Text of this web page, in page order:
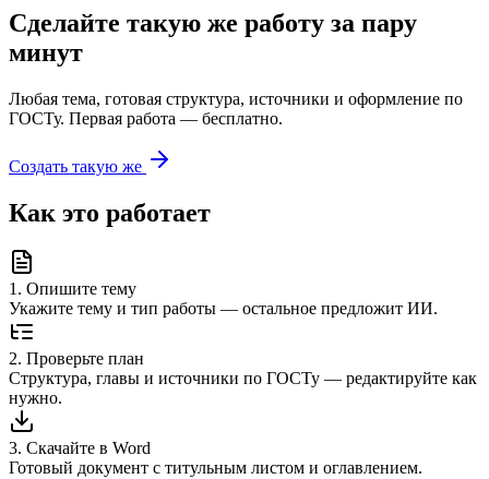
Сделайте такую же работу за пару
минут
Любая тема, готовая структура, источники и оформление по
ГОСТу. Первая работа — бесплатно.
Создать такую же
Как это работает
1. Опишите тему
Укажите тему и тип работы — остальное предложит ИИ.
2. Проверьте план
Структура, главы и источники по ГОСТу — редактируйте как
нужно.
3. Скачайте в Word
Готовый документ с титульным листом и оглавлением.